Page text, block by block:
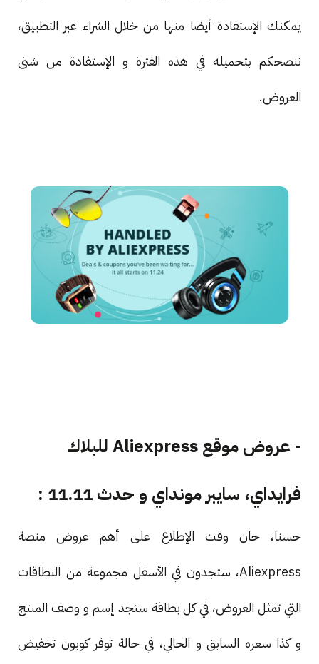
يمكنك الإستفادة أيضا منها من خلال الشراء عبر التطبيق،
ننصحكم بتحميله في هذه الفترة و الإستفادة من شتى
العروض.
- عروض موقع Aliexpress للبلاك
فرايداي، سايبر مونداي و حدث 11.11 :
حسنا، حان وقت الإطلاع على أهم عروض منصة
Aliexpress، ستجدون في الأسفل مجموعة من البطاقات
التي تمثل العروض، في كل بطاقة ستجد إسم و وصف المنتج
و كذا سعره السابق و الحالي، في حالة توفر كوبون تخفيض